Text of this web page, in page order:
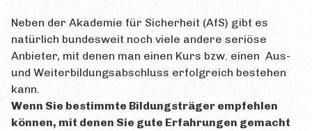
Neben der Akademie für Sicherheit (AfS) gibt es
natürlich bundesweit noch viele andere seriöse
Anbieter, mit denen man einen Kurs bzw. einen Aus-
und Weiterbildungsabschluss erfolgreich bestehen
kann.
Wenn Sie bestimmte Bildungsträger empfehlen
können, mit denen Sie gute Erfahrungen gemacht